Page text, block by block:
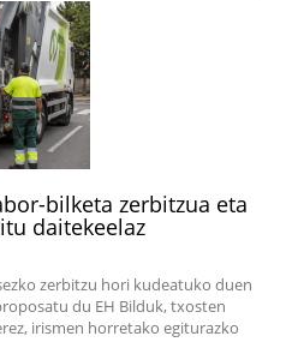
bilketa zerbitzua eta
daitekeelaz
zerbitzu hori kudeatuko duen
du EH Bilduk, txosten
irismen horretako egiturazko